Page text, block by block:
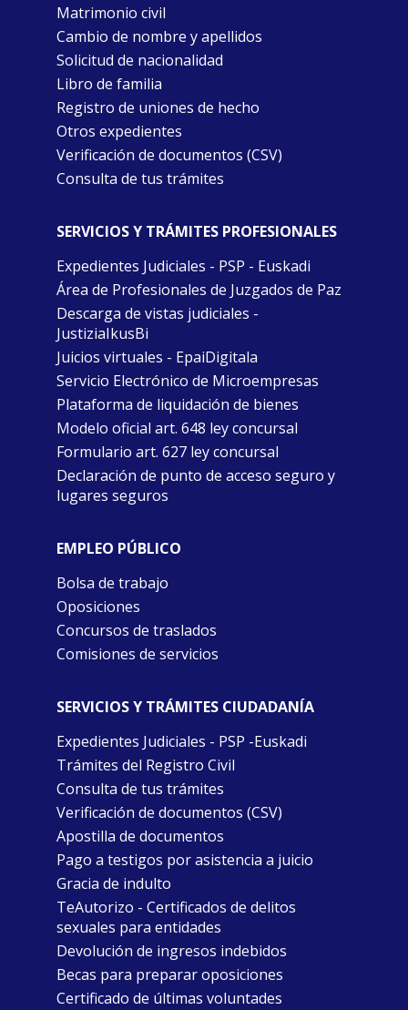
Matrimonio civil
Cambio de nombre y apellidos
Solicitud de nacionalidad
Libro de familia
Registro de uniones de hecho
Otros expedientes
Verificación de documentos (CSV)
Consulta de tus trámites
SERVICIOS Y TRÁMITES PROFESIONALES
Expedientes Judiciales - PSP - Euskadi
Área de Profesionales de Juzgados de Paz
Descarga de vistas judiciales -
JustiziaIkusBi
Juicios virtuales - EpaiDigitala
Servicio Electrónico de Microempresas
Plataforma de liquidación de bienes
Modelo oficial art. 648 ley concursal
Formulario art. 627 ley concursal
Declaración de punto de acceso seguro y
lugares seguros
EMPLEO PÚBLICO
Bolsa de trabajo
Oposiciones
Concursos de traslados
Comisiones de servicios
SERVICIOS Y TRÁMITES CIUDADANÍA
Expedientes Judiciales - PSP -Euskadi
Trámites del Registro Civil
Consulta de tus trámites
Verificación de documentos (CSV)
Apostilla de documentos
Pago a testigos por asistencia a juicio
Gracia de indulto
TeAutorizo - Certificados de delitos
sexuales para entidades
Devolución de ingresos indebidos
Becas para preparar oposiciones
Certificado de últimas voluntades